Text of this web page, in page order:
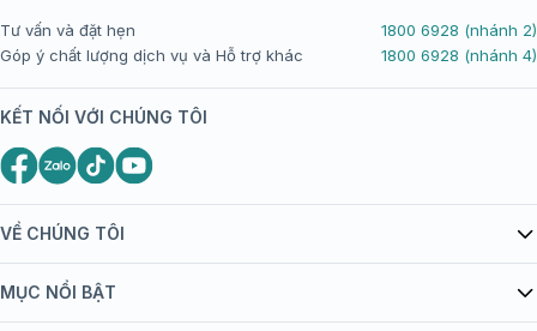
VỀ CHÚNG TÔI
Giới thiệu Tiêm Chủng FPT Long Châu
MỤC NỔI BẬT
Tư vấn và đặt hẹn
1800 6928 (nhánh 2)
Góp ý chất lượng dịch vụ và Hỗ trợ khác
1800 6928 (nhánh 4)
KẾT NỐI VỚI CHÚNG TÔI